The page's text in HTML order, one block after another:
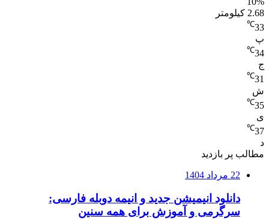
2.68 کیلومتر
33
℃
پ
34
℃
ج
31
℃
ش
35
℃
ی
37
℃
د
مطالب پر بازدید
22 مرداد 1404
دانلود انیمیشن جدید و انیمه دوبله فارسی:
سرگرمی و آموزش برای همه سنین